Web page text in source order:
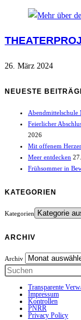
26. März 2024
NEUESTE
Abendmittelschule
Feierlicher
2026
Mit offenem
Meer entdecken
Frühsommer in
KATEGORIEN
Kategorien
ARCHIV
Archiv
Transparente
Impressum
Kontrollen
PNRR
Privacy Policy